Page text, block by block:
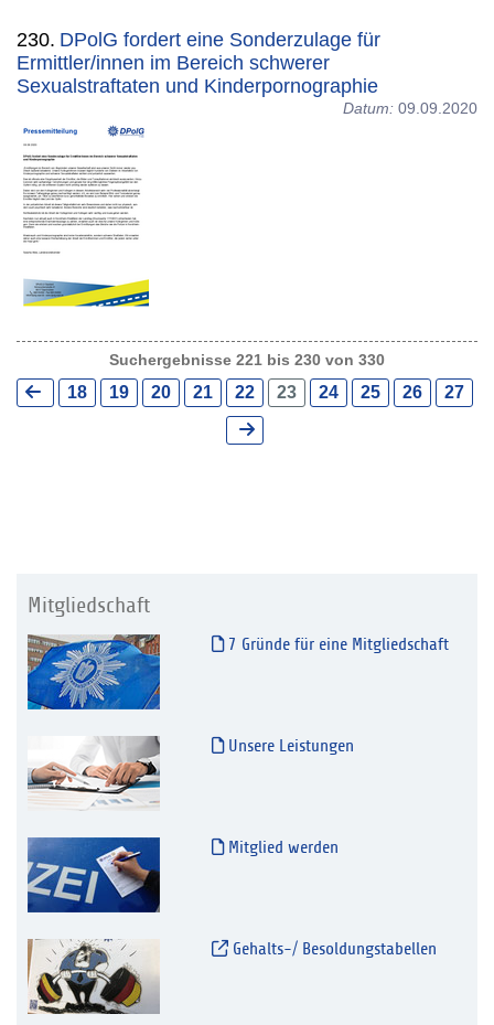
230. DPolG fordert eine Sonderzulage für
Ermittler/innen im Bereich schwerer
Sexualstraftaten und Kinderpornographie
Datum: 09.09.2020
Suchergebnisse 221 bis 230 von 330
18 19 20 21 22 23 24 25 26 27
Mitgliedschaft
7 Gründe für eine Mitgliedschaft
Unsere Leistungen
Mitglied werden
Gehalts-/ Besoldungstabellen